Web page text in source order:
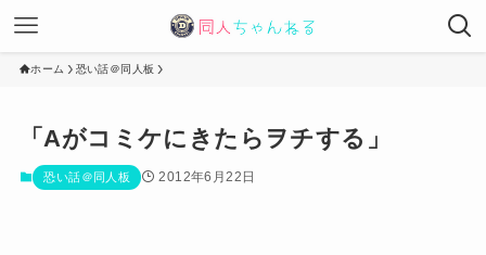
ホーム 恐い話＠同人板
「Aがコミケにきたらヲチする」
恐い話＠同人板 2012年6月22日